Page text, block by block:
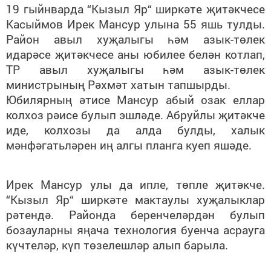
19 гыйнварда “Кызыл Яр“ ширкәте җитәкчесе
Касыймов Ирек Мансур улына 55 яшь тулды.
Район авыл хуҗалыгы һәм азык-төлек
идарәсе җитәкчесе аны юбилее белән котлап,
ТР авыл хуҗалыгы һәм азык-төлек
министрының Рәхмәт хатын тапшырды.
Юбилярның әтисе Мансур абый озак еллар
колхоз рәисе булып эшләде. Абруйлы җитәкче
иде, колхозы да алда булды, халык
мәнфәгатьләрен иң алгы планга куеп яшәде.
Ирек Мансур улы да ипле, төпле җитәкче.
“Кызыл Яр“ ширкәте мактаулы хуҗалыклар
рәтендә. Районда беренчеләрдән булып
бозауларны яңача технология буенча асрауга
күчтеләр, күп төзелешләр алып барыла.